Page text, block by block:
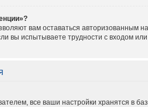
вам оставаться авторизованным
вы испытываете трудности с входом
все ваши настройки хранятся в